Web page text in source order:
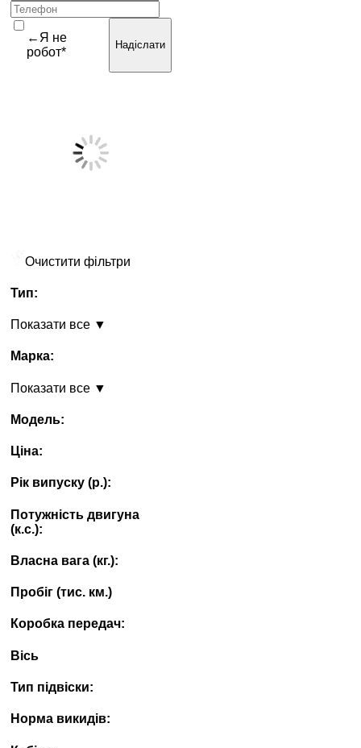
←Я не
робот*
Надіслати
Очистити фільтри
Тип:
Показати все ▼
Марка:
Показати все ▼
Модель:
Ціна:
Рік випуску (p.):
Потужність двигуна
(к.с.):
Власна вага (кг.):
Пробіг (тис. км.)
Коробка передач:
Вісь
Тип підвіски:
Норма викидів: